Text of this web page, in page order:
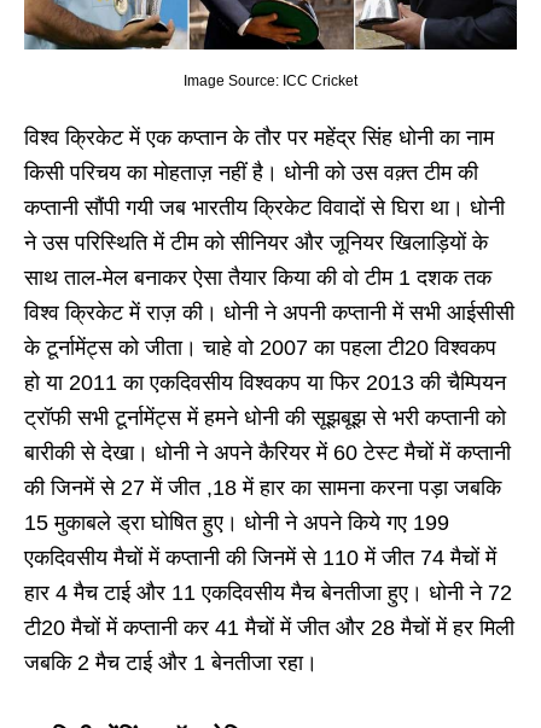
Image Source: ICC Cricket
विश्व क्रिकेट में एक कप्तान के तौर पर महेंद्र सिंह धोनी का नाम
किसी परिचय का मोहताज़ नहीं है। धोनी को उस वक़्त टीम की
कप्तानी सौंपी गयी जब भारतीय क्रिकेट विवादों से घिरा था। धोनी
ने उस परिस्थिति में टीम को सीनियर और जूनियर खिलाड़ियों के
साथ ताल-मेल बनाकर ऐसा तैयार किया की वो टीम 1 दशक तक
विश्व क्रिकेट में राज़ की। धोनी ने अपनी कप्तानी में सभी आईसीसी
के टूर्नामेंट्स को जीता। चाहे वो 2007 का पहला टी20 विश्वकप
हो या 2011 का एकदिवसीय विश्वकप या फिर 2013 की चैम्पियन
ट्रॉफी सभी टूर्नामेंट्स में हमने धोनी की सूझबूझ से भरी कप्तानी को
बारीकी से देखा। धोनी ने अपने कैरियर में 60 टेस्ट मैचों में कप्तानी
की जिनमें से 27 में जीत ,18 में हार का सामना करना पड़ा जबकि
15 मुकाबले ड्रा घोषित हुए। धोनी ने अपने किये गए 199
एकदिवसीय मैचों में कप्तानी की जिनमें से 110 में जीत 74 मैचों में
हार 4 मैच टाई और 11 एकदिवसीय मैच बेनतीजा हुए। धोनी ने 72
टी20 मैचों में कप्तानी कर 41 मैचों में जीत और 28 मैचों में हर मिली
जबकि 2 मैच टाई और 1 बेनतीजा रहा।